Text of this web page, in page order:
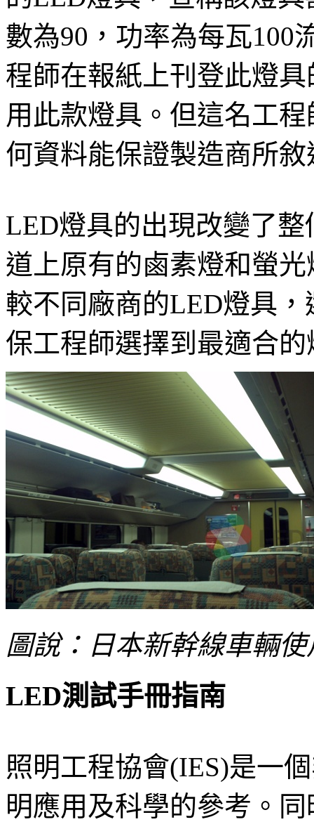
數為90，功率為每瓦100
程師在報紙上刊登此燈
用此款燈具。但這名工
何資料能保證製造商所
LED燈具的出現改變了
道上原有的鹵素燈和螢
較不同廠商的LED燈具
保工程師選擇到最適合的
圖說：日本新幹線車輛
LED測試手冊指南
照明工程協會(IES)是一
明應用及科學的參考。同